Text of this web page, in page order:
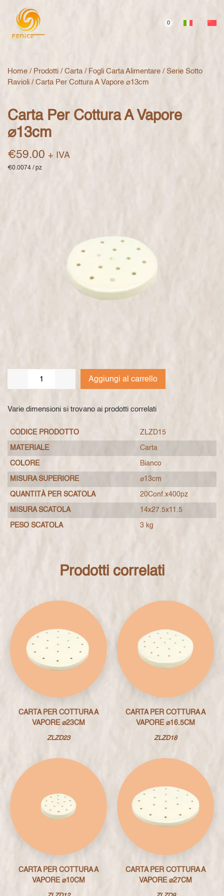
0
Home / Prodotti / Carta / Fogli Carta Alimentare / Serie Sotto
Ravioli / Carta Per Cottura A Vapore ⌀13cm
Carta Per Cottura A Vapore
⌀13cm
€59.00 + IVA
€0.0074 / pz
Aggiungi al carrello
Varie dimensioni si trovano ai prodotti correlati
CODICE PRODOTTO ZLZD15
MATERIALE Carta
COLORE Bianco
MISURA SUPERIORE ⌀13cm
QUANTITÀ PER SCATOLA 20Conf.x400pz
MISURA SCATOLA 14x27.5x11.5
PESO SCATOLA 3 kg
Prodotti correlati
CARTA PER COTTURA A
VAPORE ⌀23CM
ZLZD23
CARTA PER COTTURA A
VAPORE ⌀16.5CM
ZLZD18
CARTA PER COTTURA A
VAPORE ⌀10CM
CARTA PER COTTURA A
VAPORE ⌀27CM